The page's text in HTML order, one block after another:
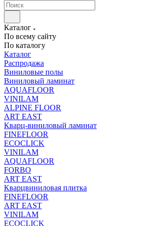
Каталог
По всему сайту
По каталогу
Каталог
Распродажа
Виниловые полы
Виниловый ламинат
AQUAFLOOR
VINILAM
ALPINE FLOOR
ART EAST
Кварц-виниловый ламинат
FINEFLOOR
ECOCLICK
VINILAM
AQUAFLOOR
FORBO
ART EAST
Кварцвиниловая плитка
FINEFLOOR
ART EAST
VINILAM
ECOCLICK